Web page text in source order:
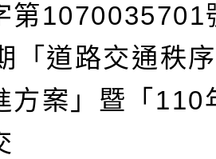
第1070035701
「道路交通秩
方案」暨「110